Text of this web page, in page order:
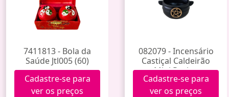
7411813 - Bola da
Saúde Jtl005 (60)
Cadastre-se para
ver os preços
082079 - Incensário
Castiçal Caldeirão
Mini Resina
Cadastre-se para
ver os preços